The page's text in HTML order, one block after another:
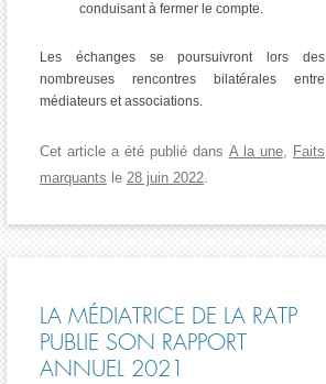
conduisant à fermer le compte.
Les échanges se poursuivront lors des
nombreuses rencontres bilatérales entre
médiateurs et associations.
Cet article a été publié dans A la une, Faits
marquants le 28 juin 2022.
LA MÉDIATRICE DE LA RATP
PUBLIE SON RAPPORT
ANNUEL 2021